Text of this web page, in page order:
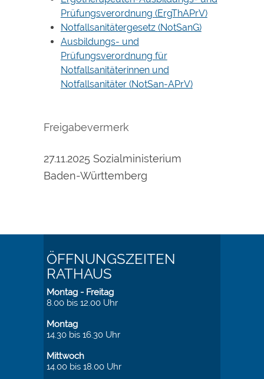
Prüfungsverordnung (ErgThAPrV)
Notfallsanitätergesetz (NotSanG)
Ausbildungs- und
Prüfungsverordnung für
Notfallsanitäterinnen und
Notfallsanitäter (NotSan-APrV)
Freigabevermerk
27.11.2025 Sozialministerium
Baden-Württemberg
ÖFFNUNGSZEITEN
RATHAUS
Montag - Freitag
8.00 bis 12.00 Uhr
Montag
14.30 bis 16.30 Uhr
Mittwoch
14.00 bis 18.00 Uhr